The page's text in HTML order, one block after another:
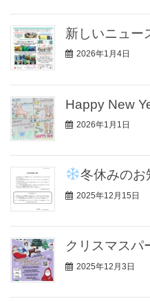
新しいニュー
2026年1月4日
Happy New
2026年1月1日
冬休みのお
2025年12月15日
クリスマスパ
2025年12月3日